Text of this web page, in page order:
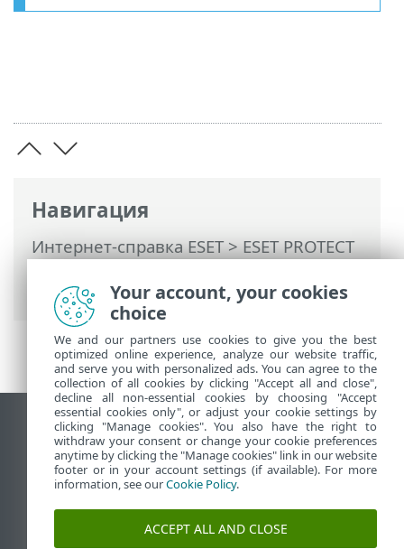
Навигация
Интернет-справка ESET>ESET PROTECT
виртуального устройства ESET PROTECT
Использовать сайт для ПК
End of Life
База знаний ESET
ESET Status Portal
Региональная поддержка
Your account, your cookies
choice
We and our partners use cookies to give you the best
optimized online experience, analyze our website traffic,
and serve you with personalized ads. You can agree to the
collection of all cookies by clicking "Accept all and close",
decline all non-essential cookies by choosing "Accept
essential cookies only", or adjust your cookie settings by
clicking "Manage cookies". You also have the right to
withdraw your consent or change your cookie preferences
anytime by clicking the "Manage cookies" link in our website
footer or in your account settings (if available). For more
information, see ourCookie Policy.
ACCEPT ALL AND CLOSE